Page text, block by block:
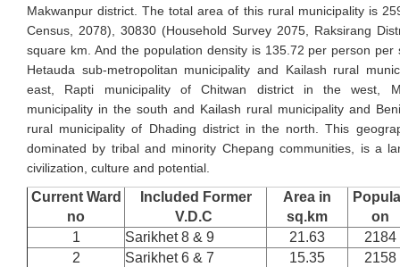
Makwanpur district. The total area of this rural municipality is
Census, 2078), 30830 (Household Survey 2075, Raksirang
square km. And the population density is 135.72 per person per
Hetauda sub-metropolitan municipality and Kailash rural
east, Rapti municipality of Chitwan district in the west,
municipality in the south and Kailash rural municipality and
rural municipality of Dhading district in the north. This
dominated by tribal and minority Chepang communities, is a
civilization, culture and potential.
Current Ward
no
Included Former
V.D.C
Area in
sq.km
on
1
Sarikhet 8 & 9 21.63
2184
2
Sarikhet 6 & 7 15.35
2158